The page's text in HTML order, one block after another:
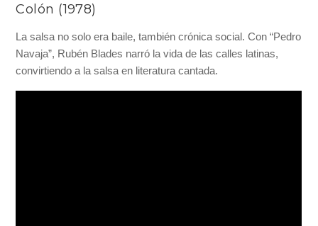
Colón (1978)
La salsa no solo era baile, también crónica social. Con “Pedro
Navaja”, Rubén Blades narró la vida de las calles latinas,
convirtiendo a la salsa en literatura cantada.